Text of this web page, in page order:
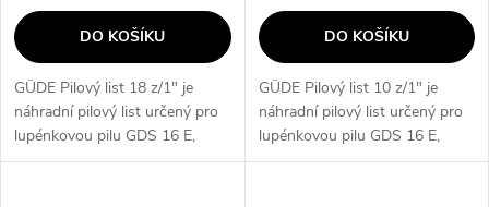
u
k
t
ů
u
k
t
DO KOŠÍKU
GÜDE Pilový list 18 z/1" je
náhradní pilový list určený pro
lupénkovou pilu GDS 16 E,
GDS 16 Elektronik a GDS 16
DO KOŠÍKU
GÜDE Pilový list 10 z/1" je
náhradní pilový list určený pro
lupénkovou pilu GDS 16 E,
GDS 16 Elektronik a GDS 16